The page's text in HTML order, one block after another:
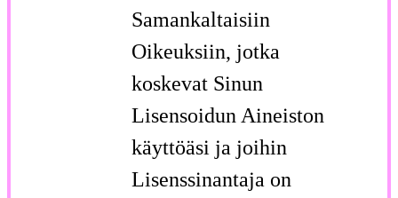
Samankaltaisiin
Oikeuksiin, jotka
koskevat Sinun
Lisensoidun Aineiston
käyttöäsi ja joihin
Lisenssinantaja on